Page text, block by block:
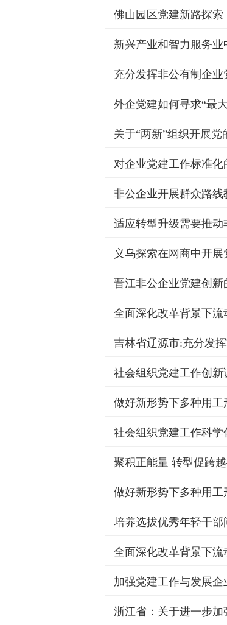
佛山园区党建新路探索
新兴产业和智力服务业
充分发挥非公有制企
外企党建如何寻求“最
关于“两新”组织开展
对企业党建工作标准化
非公企业开展群众路
适应转型升级需要推
义乌探索在网商中开展
晋江非公企业党建创
全面深化改革背景下
吉林省辽源市:充分发
社会组织党建工作创新
做好新形势下多种用
社会组织党建工作科学
聚积正能量 转型促跨
做好新形势下多种用
培养选拔优秀年轻干
全面深化改革背景下
加强党建工作与发展
浙江省：关于进一步